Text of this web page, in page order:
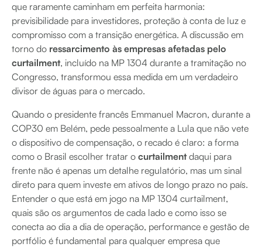
que raramente caminham em perfeita harmonia:
previsibilidade para investidores, proteção à conta de luz e
compromisso com a transição energética. A discussão em
torno do ressarcimento às empresas afetadas pelo
curtailment, incluído na MP 1304 durante a tramitação no
Congresso, transformou essa medida em um verdadeiro
divisor de águas para o mercado.
Quando o presidente francês Emmanuel Macron, durante a
COP30 em Belém, pede pessoalmente a Lula que não vete
o dispositivo de compensação, o recado é claro: a forma
como o Brasil escolher tratar o curtailmentdaqui para
frente não é apenas um detalhe regulatório, mas um sinal
direto para quem investe em ativos de longo prazo no país.
Entender o que está em jogo na MP 1304 curtailment,
quais são os argumentos de cada lado e como isso se
conecta ao dia a dia de operação, performance e gestão de
portfólio é fundamental para qualquer empresa que